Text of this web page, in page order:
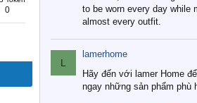
0
to be worn every day while
almost every outfit.
L
lamerhome
Hãy đến với lamer Home
ngay những sản phẩm phù